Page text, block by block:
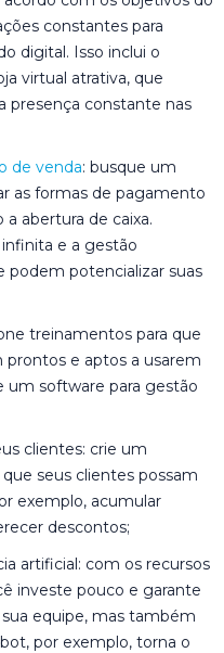
constantes para
digital. Isso inclui o
virtual atrativa, que
presença constante nas
de venda: busque um
as formas de pagamento
abertura de caixa.
e a gestão
podem potencializar suas
treinamentos para que
prontos e aptos a usarem
um software para gestão
clientes: crie um
seus clientes possam
exemplo, acumular
descontos;
artificial: com os recursos
investe pouco e garante
equipe, mas também
por exemplo, torna o